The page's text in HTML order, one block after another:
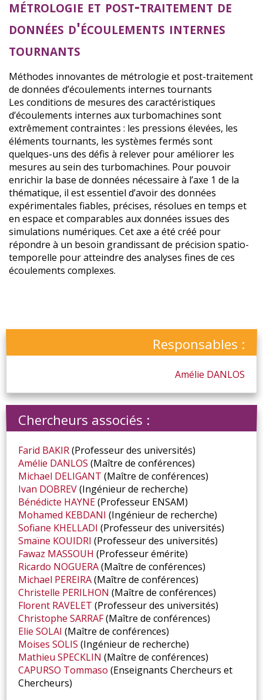
métrologie et post-traitement de
données d'écoulements internes
tournants
Méthodes innovantes de métrologie et post-traitement
de données d’écoulements internes tournants
Les conditions de mesures des caractéristiques
d’écoulements internes aux turbomachines sont
extrêmement contraintes : les pressions élevées, les
éléments tournants, les systèmes fermés sont
quelques-uns des défis à relever pour améliorer les
mesures au sein des turbomachines. Pour pouvoir
enrichir la base de données nécessaire à l’axe 1 de la
thématique, il est essentiel d’avoir des données
expérimentales fiables, précises, résolues en temps et
en espace et comparables aux données issues des
simulations numériques. Cet axe a été créé pour
répondre à un besoin grandissant de précision spatio-
temporelle pour atteindre des analyses fines de ces
écoulements complexes.
Responsables :
Amélie DANLOS
Chercheurs associés :
Farid BAKIR(Professeur des universités)
Amélie DANLOS (Maître de conférences)
Michael DELIGANT (Maître de conférences)
Ivan DOBREV(Ingénieur de recherche)
Bénédicte HAYNE(Professeur ENSAM)
Mohamed KEBDANI (Ingénieur de recherche)
Sofiane KHELLADI (Professeur des universités)
Smaïne KOUIDRI (Professeur des universités)
Fawaz MASSOUH (Professeur émérite)
Ricardo NOGUERA(Maître de conférences)
Michael PEREIRA(Maître de conférences)
Christelle PERILHON (Maître de conférences)
Florent RAVELET (Professeur des universités)
Christophe SARRAF(Maître de conférences)
Elie SOLAI (Maître de conférences)
Moises SOLIS (Ingénieur de recherche)
Mathieu SPECKLIN (Maître de conférences)
CAPURSO Tommaso (Enseignants Chercheurs et
Chercheurs)